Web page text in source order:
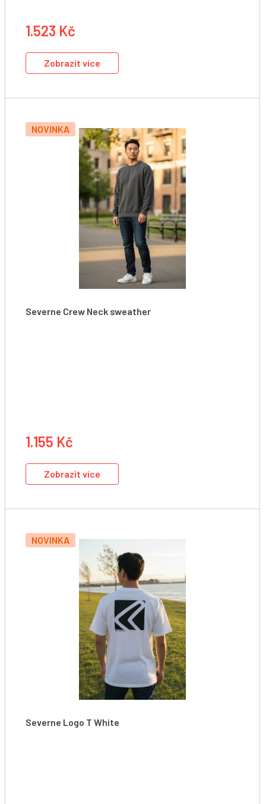
1.523 Kč
Zobrazit více
NOVINKA
Severne Crew Neck sweather
1.155 Kč
Zobrazit více
NOVINKA
Severne Logo T White